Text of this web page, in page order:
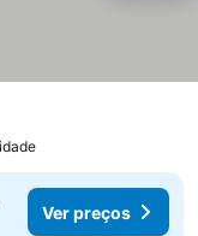
Ver preços